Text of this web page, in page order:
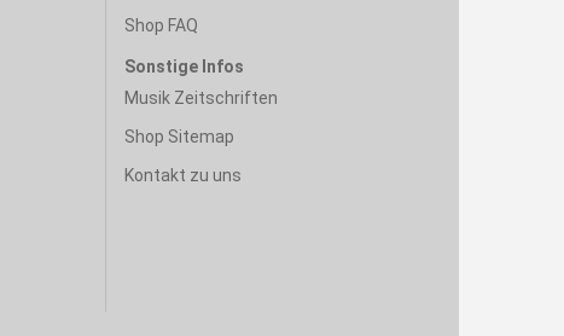
Shop FAQ
Sonstige Infos
Musik Zeitschriften
Shop Sitemap
Kontakt zu uns